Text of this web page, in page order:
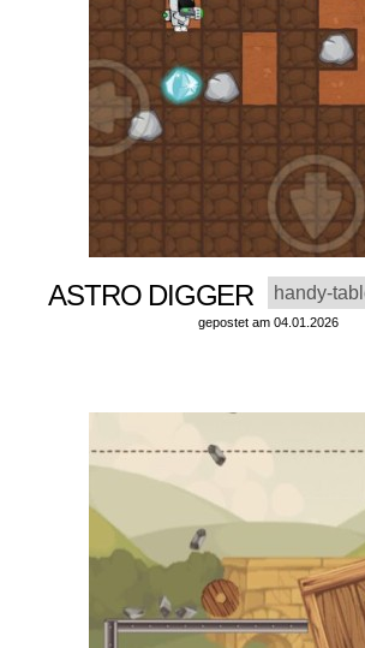
ASTRO DIGGER handy-
gepostet am 04.01.2026